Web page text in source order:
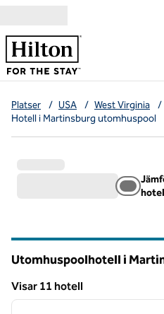
Platser / USA / West Virginia /
Hotell i Martinsburg utomhuspool
Utomhuspoolhotell i
Visar 11 hotell
Visar 11 hotell
1 av 12